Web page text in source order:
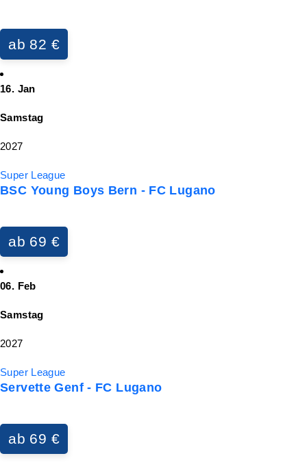
ab 82 €
16. Jan
Samstag
2027
Super League
BSC Young Boys Bern - FC Lugano
ab 69 €
06. Feb
Samstag
2027
Super League
Servette Genf - FC Lugano
ab 69 €